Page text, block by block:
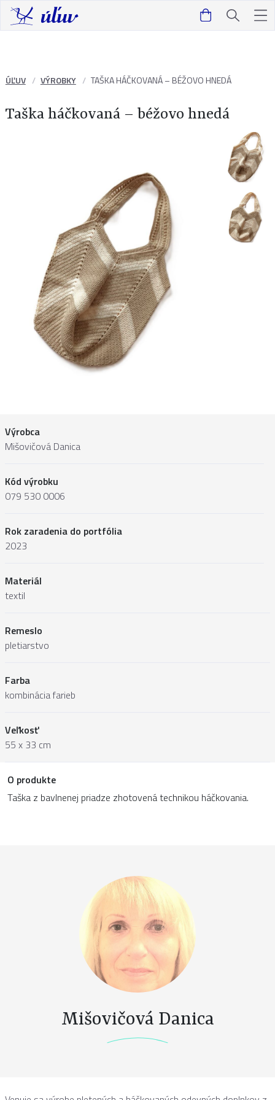
ÚĽUV VÝROBKY TAŠKA HÁČKOVANÁ – BÉŽOVO HNEDÁ
Taška háčkovaná – béžovo hnedá
Výrobca
Mišovičová Danica
Kód výrobku
079 530 0006
Rok zaradenia do portfólia
2023
Materiál
textil
Remeslo
pletiarstvo
Farba
kombinácia farieb
Veľkosť
55 x 33 cm
O produkte
Taška z bavlnenej priadze zhotovená technikou háčkovania.
Mišovičová Danica